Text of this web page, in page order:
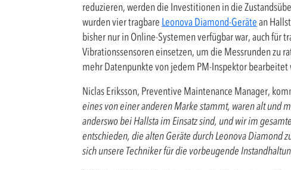
reduzieren, werden die Investitionen in die
wurden vier tragbare Leonova Diamond-Gerätean
bisher nur in Online-Systemen verfügbar war, auch für
Vibrationssensoren einsetzen, um die Messrunden zu
mehr Datenpunkte von jedem PM-Inspektor bearbeitet
Niclas Eriksson, Preventive Maintenance Manager,
eines von einer anderen Marke stammt, waren alt und
anderswo bei Hallsta im Einsatz sind, und wir im
entschieden, die alten Geräte durch Leonova Diamond
sich unsere Techniker für die vorbeugende